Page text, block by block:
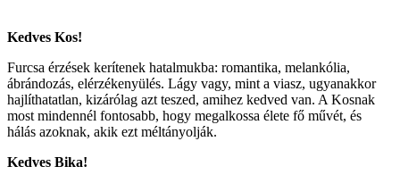
Kedves Kos!
Furcsa érzések kerítenek hatalmukba: romantika, melankólia,
ábrándozás, elérzékenyülés. Lágy vagy, mint a viasz, ugyanakkor
hajlíthatatlan, kizárólag azt teszed, amihez kedved van. A Kosnak
most mindennél fontosabb, hogy megalkossa élete fő művét, és
hálás azoknak, akik ezt méltányolják.
Kedves Bika!